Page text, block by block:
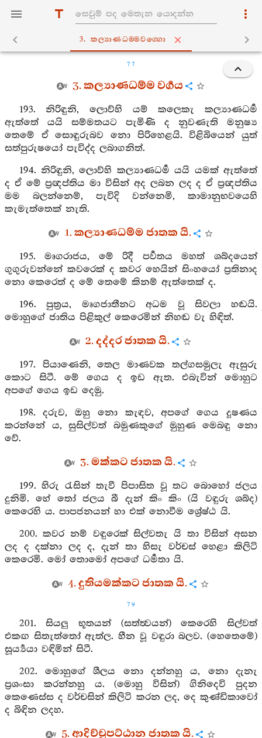
3. කල්‍යාණධම‍්මවග‍්ගො
77
3. කල්‍යාණධම්ම වර්‍ගය
193. නිරිඳුනි, ලොව්හි යම් කලෙකැ කල්‍යාණධර්‍ම
ඇත්තේ යයි සම්මතයට පැමිණි ද නුවණැති මනුෂ්‍ය
තෙමේ ඒ සොඳුරුබව නො පිරිහෙළයි. විළිබියෙන් යුත්
සත්පුරුෂයෝ පැවිද්ද ලබාගනිත්.
194. නිරිඳුනි, ලොව්හි කල්‍යාණධර්‍ම යයි යමක් ඇත්තේ
ද ඒ මේ ප්‍රඥප්තිය මා විසින් අද ලබන ලද ද ඒ ප්‍රඥප්තිය
මම බලන්නෙම්, පැවිදි වන්නෙමි, කාමානුභවයෙහි
කැමැත්තෙක් නැති.
1. කල්‍යාණධම්ම ජාතක යි.
195. මෘගරාජය, මේ රිදී පර්‍වතය මහත් ශබ්දයෙන්
ගුගුරුවන්නේ කවරෙක් ද කවර හෙයින් සිංහයෝ ප්‍රතිනාද
නො කෙරෙත් ද මේ තෙමේ කිනම් ඇත්තෙක් ද.
196. පුත්‍රය, මෘගජාතීනට අධම වූ සිවලා හඬයි.
මොහුගේ ජාතිය පිළිකුල් කෙරෙමින් නිහඬ වැ හිඳිත්.
2. දද්දර ජාතක යි.
197. පියාණෙනි, තෙල මාණවක තල්ගසමුලැ ඇසුරු
කොට සිටී. මේ ගෙය ද ඉඩ ඇත. එබැවින් මොහුට
අපගේ ගෙය ඉඩ දෙමු.
198. දරුව, ඔහු නො කැඳව, අපගේ ගෙය දූෂණය
කරන්නේ ය, සුසිල්වත් බමුණකුගේ මුහුණ මෙබඳු නො
වේ.
3. මක්කට ජාතක යි.
199. හිරු රැසින් තැවී පිපාසිත වූ තට බොහෝ ජලය
දුනිමි. හේ තෝ ජලය බී දැන් කිං කිං (යි වඳුරු ශබ්ද)
කෙරෙහි ය. පාපජනයන් හා එක් නොවීම ශ්‍රේෂ්ඨ යි.
200. කවර නම් වඳුරෙක් සිල්වතැ යි තා විසින් අසන
ලද ද දක්නා ලද ද, දැන් තා හිසැ වර්චස් හෙළා කිලිටි
කෙරෙමි. මෝ තොමෝ අපගේ ධර්‍මතා යි.
4. දුතියමක්කට ජාතක යි.
79
201. සියලු භූතයන් (සත්ත්‍වයන්) කෙරෙහි සිල්වත්
එකඟ සිතැත්තෝ ඇත්ල. හීන වූ වඳුරා බලව. (හෙතෙමේ)
සූර්‍ය්‍යයා වඳිමින් සිටී.
202. මොහුගේ ශීලය නො දන්නහු ය, නො දැනැ
ප්‍රශංසා කරන්නහු ය. (මොහු විසින්) ගිනිදෙවි පුදන
කෙණෙස්ස ද වර්චසින් කිලිටි කරන ලද, දෙ කුණ්ඩිකාවෝ
ද බිඳින ලදහ.
5. ආදිච්චුපට්ඨාන ජාතක යි.